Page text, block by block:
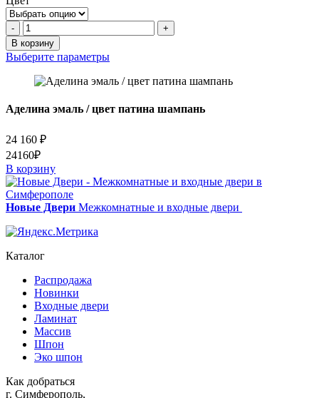
Количество
товара
Аморе
/
-
+
В корзину
Выберите параметры
Аделина эмаль / цвет патина шампань
24 160 ₽
24160₽
В корзину
Новые Двери Межкомнатные и входные двери
Каталог
Распродажа
Новинки
Входные двери
Ламинат
Массив
Шпон
Эко шпон
Как добраться
г. Симферополь,